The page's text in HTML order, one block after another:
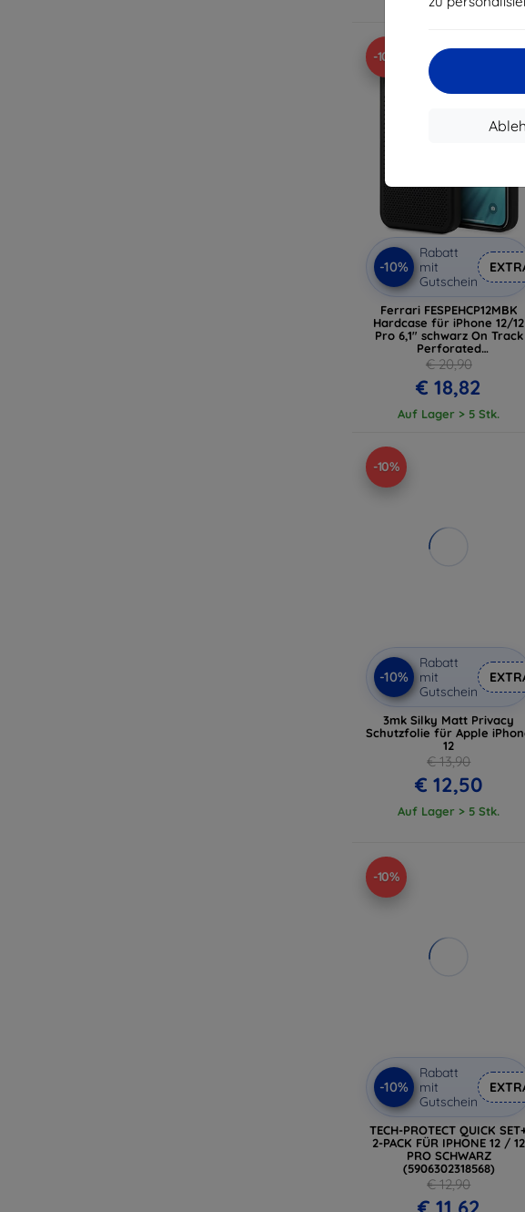
Auf Lager 2 Stk.
-10%
-10%
Rabatt
mit
Gutschein
Ferrari FESPEHCP12MBK
Hardcase für iPhone 12/12
Pro 6,1" schwarz On Track
Perforated
(FESPEHCP12MBK)
€ 20,90
€ 18,82
Auf Lager > 5 Stk.
-10%
-10%
Rabatt
mit
Gutschein
3mk Silky Matt Privacy
Schutzfolie für Apple
12
€ 13,90
€ 12,50
Auf Lager > 5 Stk.
-10%
-10%
Rabatt
mit
Gutschein
TECH-PROTECT QUICK
2-PACK FÜR IPHONE 12 / 12
PRO SCHWARZ
(5906302318568)
€ 12,90